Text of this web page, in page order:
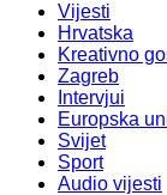
Vijesti
Hrvatska
Kreativno
Zagreb
Intervjui
Europska
Svijet
Sport
Audio vijesti